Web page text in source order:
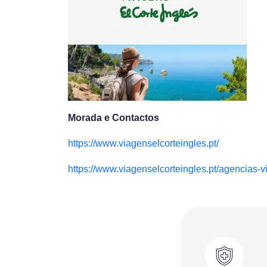
Morada e Contactos
https://www.viagenselcorteingles.pt/
https://www.viagenselcorteingles.pt/agencias-